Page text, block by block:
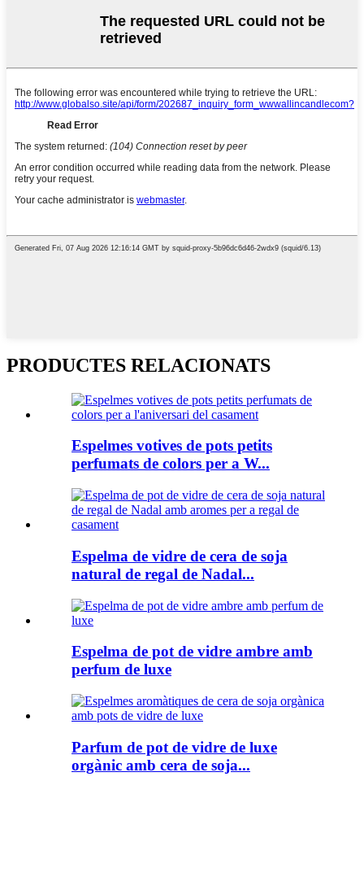
PRODUCTES RELACIONATS
Espelmes votives de pots petits
perfumats de colors per a W...
Espelma de vidre de cera de soja
natural de regal de Nadal...
Espelma de pot de vidre ambre amb
perfum de luxe
Parfum de pot de vidre de luxe
orgànic amb cera de soja...